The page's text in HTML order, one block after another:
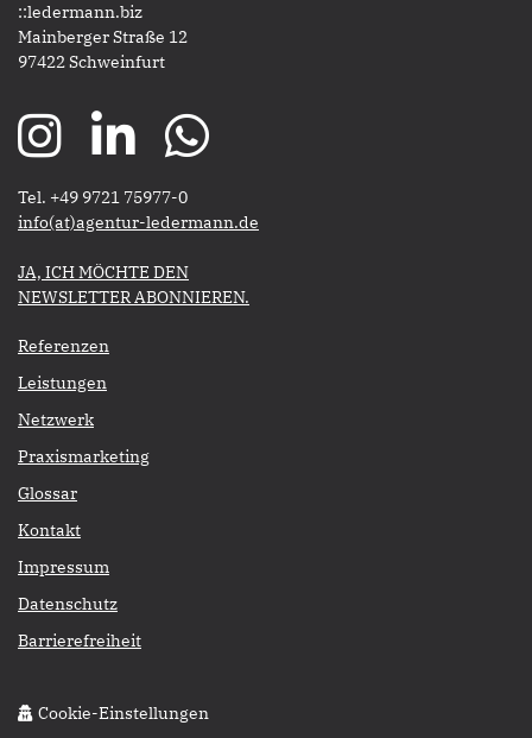
::ledermann.biz
Mainberger Straße 12
97422 Schweinfurt
Tel. +49 9721 75977-0
​​​​​​​info(at)agentur-ledermann.de
​​​​​JA, ICH MÖCHTE DEN
NEWSLETTER ABONNIEREN.​​​​​​​
Referenzen
Leistungen
Netzwerk
Praxismarketing
Glossar
Kontakt
Impressum
Datenschutz
Barrierefreiheit
Cookie-Einstellungen